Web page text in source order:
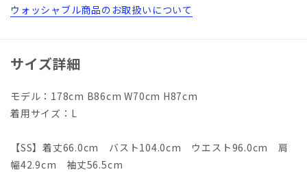
ウォッシャブル商品のお取扱いについて
サイズ詳細
モデル：178cm B86cm W70cm H87cm
着用サイズ：L
【SS】着丈66.0cm バスト104.0cm ウエスト96.0cm 肩
幅42.9cm 袖丈56.5cm